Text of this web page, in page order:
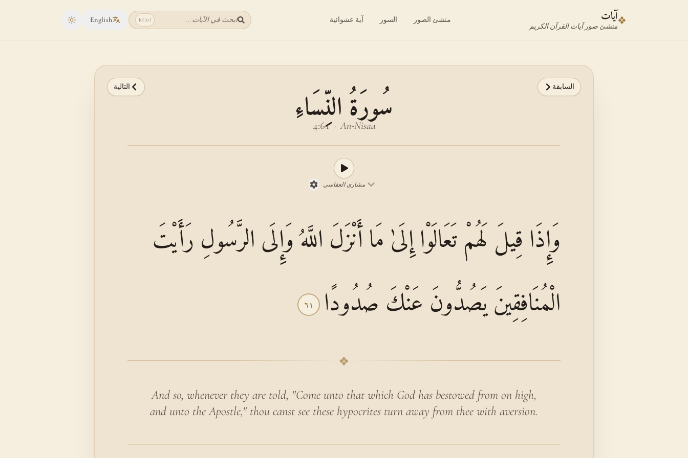
❖آيات
منشئ صور آيات القرآن الكريم
منشئ الصور السور آية عشوائية ابحث في الآيات... Ctrl
K
English
Toggle theme
السابقة التالية
سُورَةُ النِّسَاءِ
An-Nisaa
·
4:61
مشاري العفاسي
وَإِذَا قِيلَ لَهُمْ تَعَالَوْا إِلَىٰ مَا أَنْزَلَ اللَّهُ وَإِلَى الرَّسُولِ رَأَيْتَ
الْمُنَافِقِينَ يَصُدُّونَ عَنْكَ صُدُودًا ٦١
❖
And so, whenever they are told, "Come unto that which God has be­stowed from on high,
and unto the Apostle," thou canst see these hypocrites turn away from thee with aversion.